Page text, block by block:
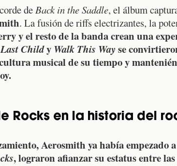
deBack in the Saddle, el álbum
. La fusión de riffs electrizantes, la
y el resto de la banda crean una
Last Childy Walk This Wayse
musical de su tiempo y
Rocks en la historia del
Aerosmith ya había empezado
, lograron afianzar su estatus entre